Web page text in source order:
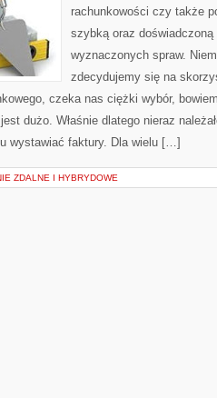
rachunkowości czy także
szybką oraz doświadczoną
wyznaczonych spraw.
zdecydujemy się na
czeka nas ciężki wybór,
dużo. Właśnie dlatego nieraz
wystawiać faktury. Dla wielu […]
ZDALNE I HYBRYDOWE